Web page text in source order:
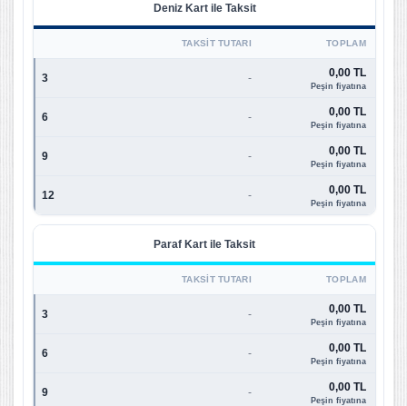
Deniz Kart ile Taksit
TAKSIT TUTARI TOPLAM
3 - 0,00 TL
Peşin fiyatına
6 - 0,00 TL
Peşin fiyatına
9 - 0,00 TL
Peşin fiyatına
12 - 0,00 TL
Peşin fiyatına
Paraf Kart ile Taksit
TAKSIT TUTARI TOPLAM
3 - 0,00 TL
Peşin fiyatına
6 - 0,00 TL
Peşin fiyatına
9 - 0,00 TL
Peşin fiyatına